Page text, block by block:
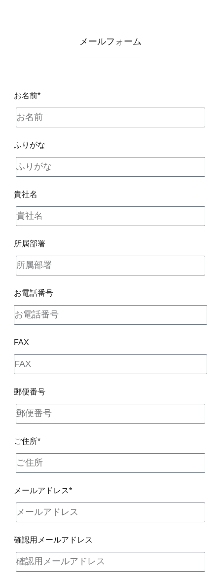
メールフォーム
お名前*
ふりがな
貴社名
所属部署
お電話番号
FAX
郵便番号
ご住所*
メールアドレス*
確認用メールアドレス